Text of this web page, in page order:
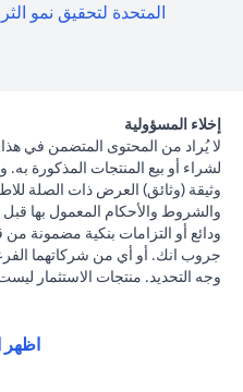
المتحدة لتحقيق نمو
إخلاء المسؤولية
لا يُراد من المحتوى المتضمن في
لشراء أو بيع المنتجات المذكورة
وثيقة (وثائق) العرض ذات الصلة
والشروط والأحكام المعمول بها قبل
ودائع أو التزامات بنكية مضمونة
جروب انك. أو أي من شركاتهما
وجه التحديد. منتجات الاستثمار
السابق لمنتجات الاستثمار ليساظهر